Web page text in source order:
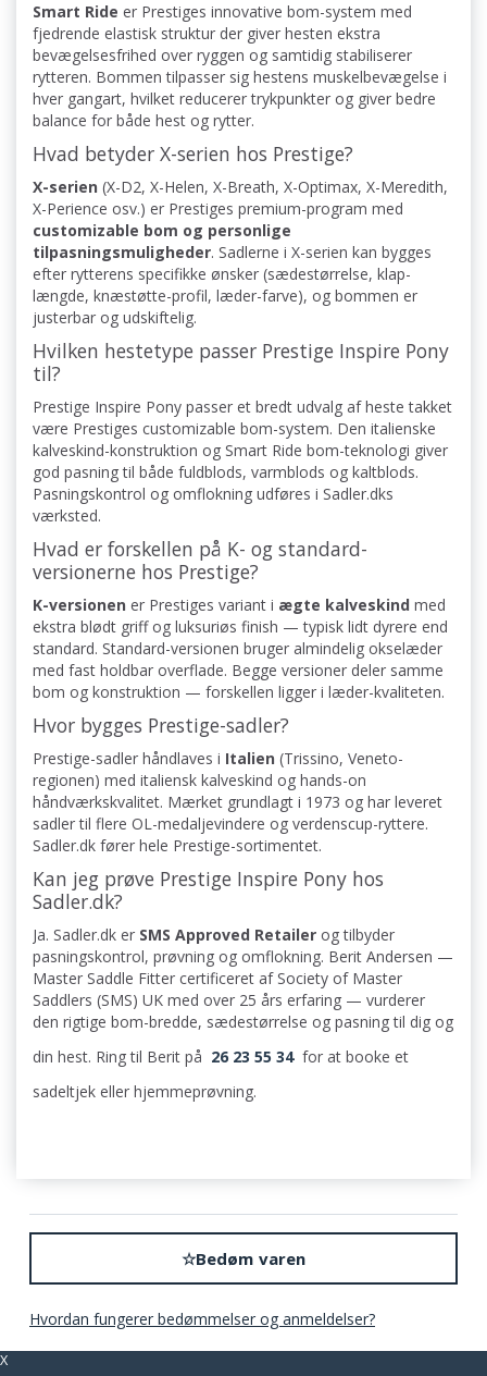
Smart Ride er Prestiges innovative bom-system med
fjedrende elastisk struktur der giver hesten ekstra
bevægelsesfrihed over ryggen og samtidig stabiliserer
rytteren. Bommen tilpasser sig hestens muskelbevægelse i
hver gangart, hvilket reducerer trykpunkter og giver bedre
balance for både hest og rytter.
Hvad betyder X-serien hos Prestige?
X-serien (X-D2, X-Helen, X-Breath, X-Optimax, X-Meredith,
X-Perience osv.) er Prestiges premium-program med
customizable bom og personlige
tilpasningsmuligheder. Sadlerne i X-serien kan bygges
efter rytterens specifikke ønsker (sædestørrelse, klap-
længde, knæstøtte-profil, læder-farve), og bommen er
justerbar og udskiftelig.
Hvilken hestetype passer Prestige Inspire Pony
til?
Prestige Inspire Pony passer et bredt udvalg af heste takket
være Prestiges customizable bom-system. Den italienske
kalveskind-konstruktion og Smart Ride bom-teknologi giver
god pasning til både fuldblods, varmblods og kaltblods.
Pasningskontrol og omflokning udføres i Sadler.dks
værksted.
Hvad er forskellen på K- og standard-
versionerne hos Prestige?
K-versionen er Prestiges variant i ægte kalveskind med
ekstra blødt griff og luksuriøs finish — typisk lidt dyrere end
standard. Standard-versionen bruger almindelig okselæder
med fast holdbar overflade. Begge versioner deler samme
bom og konstruktion — forskellen ligger i læder-kvaliteten.
Hvor bygges Prestige-sadler?
Prestige-sadler håndlaves i Italien (Trissino, Veneto-
regionen) med italiensk kalveskind og hands-on
håndværkskvalitet. Mærket grundlagt i 1973 og har leveret
sadler til flere OL-medaljevindere og verdenscup-ryttere.
Sadler.dk fører hele Prestige-sortimentet.
Kan jeg prøve Prestige Inspire Pony hos
Sadler.dk?
Ja. Sadler.dk er SMS Approved Retailer og tilbyder
pasningskontrol, prøvning og omflokning. Berit Andersen —
Master Saddle Fitter certificeret af Society of Master
Saddlers (SMS) UK med over 25 års erfaring — vurderer
den rigtige bom-bredde, sædestørrelse og pasning til dig og
din hest. Ring til Berit på 26 23 55 34 for at booke et
sadeltjek eller hjemmeprøvning.
☆Bedøm varen
Hvordan fungerer bedømmelser og anmeldelser?
X